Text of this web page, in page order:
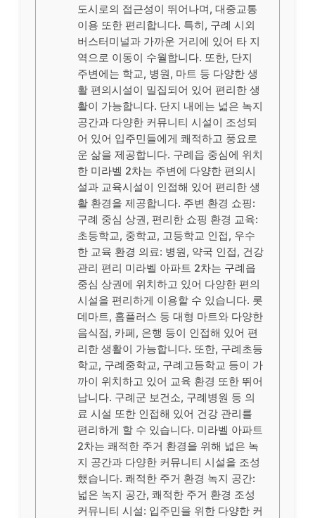
도시로의 접근성이 뛰어나며, 대중교통
이용 또한 편리합니다. 특히, 구례 시외
버스터미널과 가까운 거리에 있어 타 지
역으로 이동이 수월합니다. 또한, 단지
주변에는 학교, 병원, 마트 등 다양한 생
활 편의시설이 밀집되어 있어 편리한 생
활이 가능합니다. 단지 내에는 넓은 녹지
공간과 다양한 커뮤니티 시설이 조성되
어 있어 입주민들에게 쾌적하고 풍요로
운 삶을 제공합니다. 구례읍 중심에 위치
한 미라벨 2차는 주변에 다양한 편의시
설과 교육시설이 인접해 있어 편리한 생
활 환경을 제공합니다. 주변 환경 쇼핑:
구례 중심 상권, 편리한 쇼핑 환경 교육:
초등학교, 중학교, 고등학교 인접, 우수
한 교육 환경 의료: 병원, 약국 인접, 건강
관리 편리 미라벨 아파트 2차는 구례읍
중심 상권에 위치하고 있어 다양한 편의
시설을 편리하게 이용할 수 있습니다. 롯
데마트, 홈플러스 등 대형 마트와 다양한
음식점, 카페, 은행 등이 인접해 있어 편
리한 생활이 가능합니다. 또한, 구례초등
학교, 구례중학교, 구례고등학교 등이 가
까이 위치하고 있어 교육 환경 또한 뛰어
납니다. 구례군 보건소, 구례병원 등 의
료 시설 또한 인접해 있어 건강 관리를
편리하게 할 수 있습니다. 미라벨 아파트
2차는 쾌적한 주거 환경을 위해 넓은 녹
지 공간과 다양한 커뮤니티 시설을 조성
했습니다. 쾌적한 주거 환경 녹지 공간:
넓은 녹지 공간, 쾌적한 주거 환경 조성
커뮤니티 시설: 입주민을 위한 다양한 커